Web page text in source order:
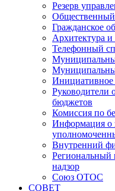
Резерв
Общественный
Гражданское
Архитектура и
Телефонный
Руководители
бюджетов
Комиссия по
Информация о
Внутренний
Региональный
надзор
Союз ОТОС
СОВЕТ